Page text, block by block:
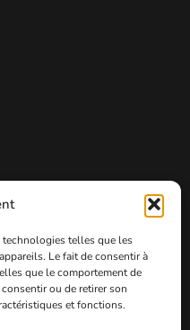
telles que les
Le fait de consentir à
que le comportement de
ou de retirer son
et fonctions.